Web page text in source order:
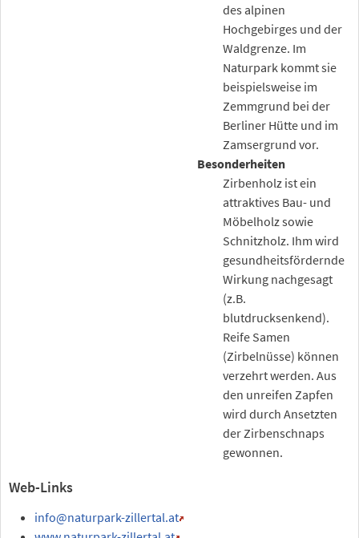
des alpinen
Hochgebirges und der
Waldgrenze. Im
Naturpark kommt sie
beispielsweise im
Zemmgrund bei der
Berliner Hütte und im
Zamsergrund vor.
Besonderheiten
Zirbenholz ist ein
attraktives Bau- und
Möbelholz sowie
Schnitzholz. Ihm wird
gesundheitsfördernde
Wirkung nachgesagt
(z.B.
blutdrucksenkend).
Reife Samen
(Zirbelnüsse) können
verzehrt werden. Aus
den unreifen Zapfen
wird durch Ansetzten
der Zirbenschnaps
gewonnen.
Web-Links
info@naturpark-zillertal.at